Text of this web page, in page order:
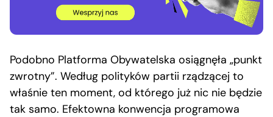
Podobno Platforma Obywatelska osiągnęła „punkt
zwrotny”. Według polityków partii rządzącej to
właśnie ten moment, od którego już nic nie będzie
tak samo. Efektowna konwencja programowa